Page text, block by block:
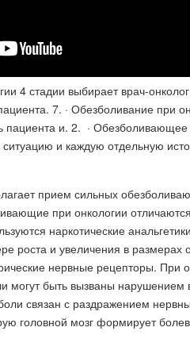
4 стадии выбирает врач-
7. · Обезболивание при
пациента и. 2. ·
и каждую отдельную
прием сильных
при онкологии
наркотические
роста и увеличения в
нервные рецепторы. При
могут быть вызваны нарушением
связан с раздражением
головной мозг формирует